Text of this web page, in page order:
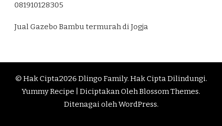
081910128305
Jual Gazebo Bambu termurah di Jogja
© Hak Cipta2026 Dlingo Family. Hak Cipta Dilindungi.
Yummy Recipe | Diciptakan OlehBlossom Themes.
Ditenagai olehWordPress.